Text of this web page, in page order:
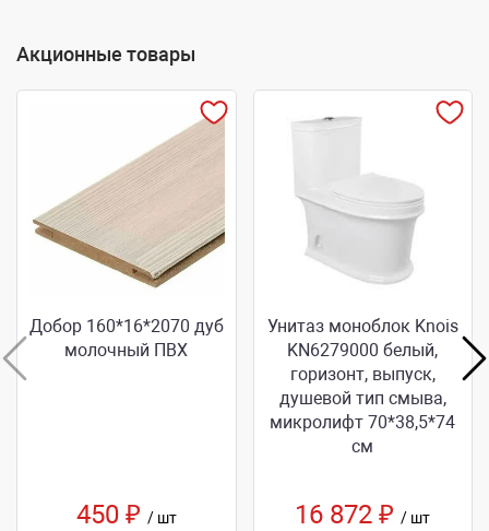
Акционные товары
Добор 160*16*2070 дуб
молочный ПВХ
450 ₽ / шт
Унитаз моноблок Knois
KN6279000 белый,
горизонт, выпуск,
душевой тип смыва,
микролифт 70*38,5*74
см
16 872 ₽/ шт